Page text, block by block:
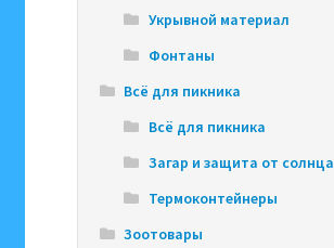
Укрывной материал
Фонтаны
Всё для пикника
Всё для пикника
Загар и защита от солнца
Термоконтейнеры
Зоотовары